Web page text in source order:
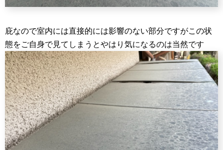
庇なので室内には直接的には影響のない部分ですがこの状
態をご自身で見てしまうとやはり気になるのは当然です